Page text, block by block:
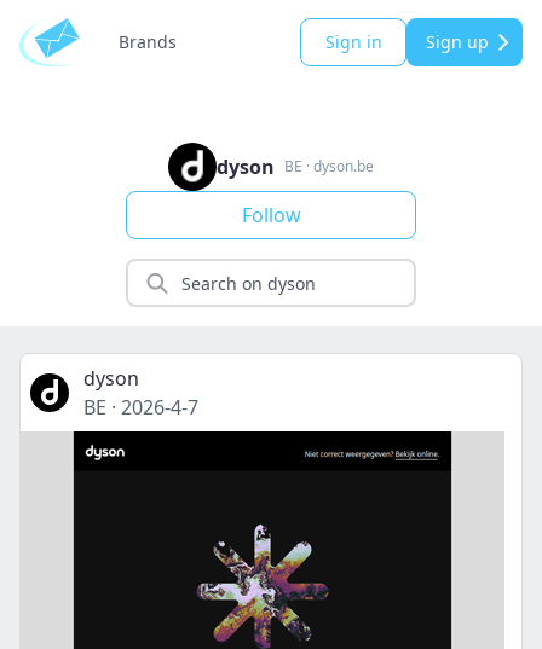
Brands Sign in Sign up
dyson BE ·dyson.be
Follow
dyson
BE · 2026-4-7